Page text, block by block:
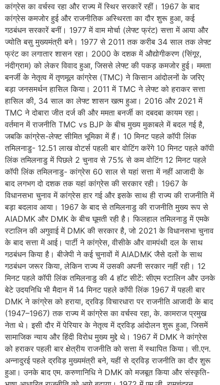
कांग्रेस का वर्चस्व रहा और राज्य में स्थिर सरकारें रहीं। 1967 के बाद
कांग्रेस कमजोर हुई और राजनीतिक अस्थिरता का दौर शुरू हुआ, कई
गठबंधन सरकारें बनीं। 1977 में वाम मोर्चा (लेफ्ट फ्रंट) सत्ता में आया और
ज्योति बसु मुख्यमंत्री बने। 1977 से 2011 तक करीब 34 साल तक लेफ्ट
फ्रंट का लगातार शासन रहा। 2000 के दशक में औद्योगीकरण (सिंगूर,
नंदीग्राम) को लेकर विवाद हुआ, जिससे लेफ्ट की पकड़ कमजोर हुई। ममता
बनर्जी के नेतृत्व में तृणमूल कांग्रेस (TMC) ने किसान आंदोलनों के जरिए
बड़ा जनसमर्थन हासिल किया। 2011 में TMC ने लेफ्ट को हराकर सत्ता
हासिल की, 34 साल का लेफ्ट शासन खत्म हुआ। 2016 और 2021 में
TMC ने दोबारा जीत दर्ज की और ममता बनर्जी का दबदबा कायम रहा।
वर्तमान में राजनीति TMC vs BJP के बीच मुख्य मुकाबले में बदल गई है,
जबकि कांग्रेस-लेफ्ट सीमित भूमिका में हैं। 10 मिनट पहले कॉपी लिंक
तमिलनाडु- 12.51 लाख वोटर्स पहली बार वोटिंग करेंगे 10 मिनट पहले कॉपी
लिंक तमिलनाडु में पिछले 2 चुनाव से 75% से कम वोटिंग 12 मिनट पहले
कॉपी लिंक तमिलनाडु- कांग्रेस 60 साल से यहां सत्ता में नहीं आजादी के
बाद लगभग दो दशक तक यहां कांग्रेस की सरकार रही। 1967 के
विधानसभा चुनाव में कांग्रेस हार गई और इसके साथ ही राज्य की राजनीति में
बड़ा बदलाव आया। 1967 के बाद से तमिलनाडु की राजनीति मुख्य रूप से
AIADMK और DMK के बीच घूमती रही है। फिलहाल तमिलनाडु में एमके
स्टालिन की अगुवाई में DMK की सरकार है, जो 2021 के विधानसभा चुनाव
के बाद सत्ता में आई। पार्टी ने कांग्रेस, वीसीके और वामपंथी दल के साथ
गठबंधन किया है। बीजेपी ने कई चुनावों में AIADMK जैसे दलों के साथ
गठबंधन जरूर किया, लेकिन राज्य में उसकी अपनी सरकार नहीं रही। 12
मिनट पहले कॉपी लिंक तमिलनाडु की 4 हॉट सीटें: सीएम स्टालिन और उनके
बेटे उदयनिधि भी मैदान में 14 मिनट पहले कॉपी लिंक 1967 में पहली बार
DMK ने कांग्रेस को हराया, द्रविड़ विचारधारा पर राजनीति आजादी के बाद
(1947–1967) तक राज्य में कांग्रेस का वर्चस्व रहा, के. कामराज प्रमुख
नेता थे। इसी दौर में पेरियार के नेतृत्व में द्रविड़ आंदोलन शुरू हुआ, जिसमें
सामाजिक न्याय और हिंदी विरोध मुख्य मुद्दे थे। 1967 में DMK ने कांग्रेस
को हराकर पहली बार क्षेत्रीय राजनीति को सत्ता में स्थापित किया। सी.एन.
अन्नादुरई पहले द्रविड़ मुख्यमंत्री बने, यहीं से द्रविड़ राजनीति का दौर शुरू
हुआ। उनके बाद एम. करुणानिधि ने DMK को मजबूत किया और संस्कृति-